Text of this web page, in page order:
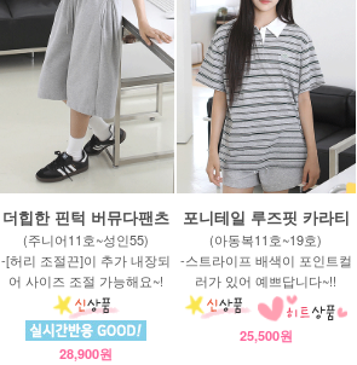
더힙한 핀턱 버뮤다팬츠
(주니어11호~성인55)
-[허리 조절끈]이 추가 내장되
어 사이즈 조절 가능해요~!
28,900원
포니테일 루즈핏 카라티
(아동복11호~19호)
-스트라이프 배색이 포인트컬
러가 있어 예쁘답니다~!!
25,500원